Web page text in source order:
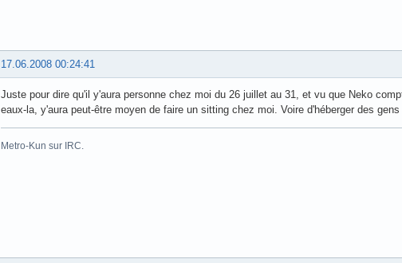
17.06.2008 00:24:41
Juste pour dire qu'il y'aura personne chez moi du 26 juillet au 31, et vu que Neko
eaux-la, y'aura peut-être moyen de faire un sitting chez moi. Voire d'héberger des
Metro-Kun sur IRC.